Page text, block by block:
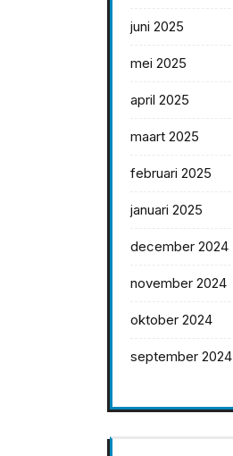
juni 2025
mei 2025
april 2025
maart 2025
februari 2025
januari 2025
december 2024
november 2024
oktober 2024
september 2024